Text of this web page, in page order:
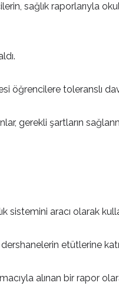
sağlık raporlarıyla
öğrencilere toleranslı
gerekli şartların
sistemini aracı olarak
etütlerine
alınan bir rapor